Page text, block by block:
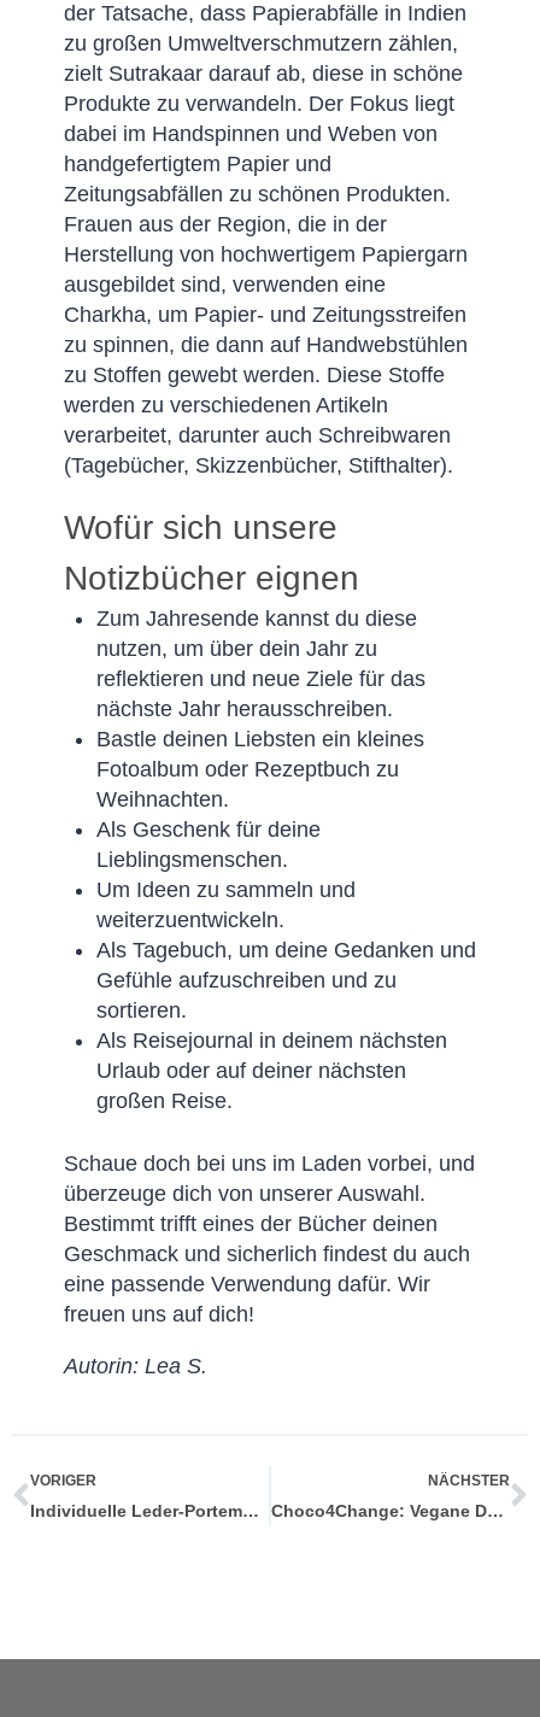
der Tatsache, dass Papierabfälle in Indien
zu großen Umweltverschmutzern zählen,
zielt Sutrakaar darauf ab, diese in schöne
Produkte zu verwandeln. Der Fokus liegt
dabei im Handspinnen und Weben von
handgefertigtem Papier und
Zeitungsabfällen zu schönen Produkten.
Frauen aus der Region, die in der
Herstellung von hochwertigem Papiergarn
ausgebildet sind, verwenden eine
Charkha, um Papier- und Zeitungsstreifen
zu spinnen, die dann auf Handwebstühlen
zu Stoffen gewebt werden. Diese Stoffe
werden zu verschiedenen Artikeln
verarbeitet, darunter auch Schreibwaren
(Tagebücher, Skizzenbücher, Stifthalter).
Wofür sich unsere
Notizbücher eignen
Zum Jahresende kannst du diese
nutzen, um über dein Jahr zu
reflektieren und neue Ziele für das
nächste Jahr herausschreiben.
Bastle deinen Liebsten ein kleines
Fotoalbum oder Rezeptbuch zu
Weihnachten.
Als Geschenk für deine
Lieblingsmenschen.
Um Ideen zu sammeln und
weiterzuentwickeln.
Als Tagebuch, um deine Gedanken und
Gefühle aufzuschreiben und zu
sortieren.
Als Reisejournal in deinem nächsten
Urlaub oder auf deiner nächsten
großen Reise.
Schaue doch bei uns im Laden vorbei, und
überzeuge dich von unserer Auswahl.
Bestimmt trifft eines der Bücher deinen
Geschmack und sicherlich findest du auch
eine passende Verwendung dafür. Wir
freuen uns auf dich!
Autorin: Lea S.
VORIGER
Individuelle Leder-Portemonnaies in unterschiedlichen Größen und Farben
NÄCHSTER
Choco4Change: Vegane Dattel-Schokolade für Klimagerechtigkeit